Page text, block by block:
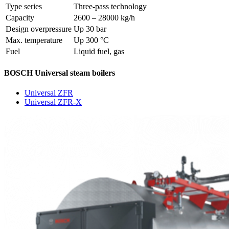
Type series
Three-pass technology
Capacity
2600 – 28000 kg/h
Design overpressure Up 30 bar
Max. temperature
Up 300 °C
Fuel
Liquid fuel, gas
BOSCH Universal steam boilers
Universal ZFR
Universal ZFR-X